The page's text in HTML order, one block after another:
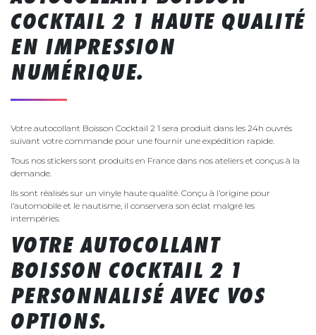
COCKTAIL 2 1 HAUTE QUALITÉ
EN IMPRESSION
NUMÉRIQUE.
Votre autocollant Boisson Cocktail 2 1 sera produit dans les 24h ouvrés
suivant votre commande pour une fournir une expédition rapide.
Tous nos stickers sont produits en France dans nos ateliers et conçus à la
demande.
Ils sont réalisés sur un vinyle haute qualité. Conçu à l’origine pour
l’automobile et le nautisme, il conservera son éclat malgré les
intempéries.
VOTRE AUTOCOLLANT
BOISSON COCKTAIL 2 1
PERSONNALISÉ AVEC VOS
OPTIONS.